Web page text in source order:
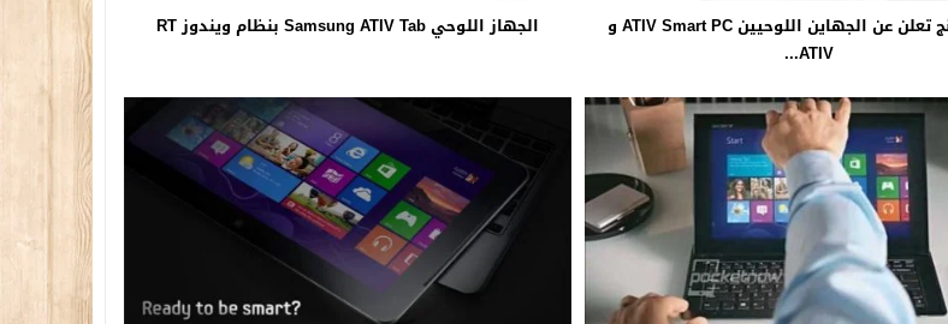
سامسونج تعلن عن الجهاين اللوحيين ATIV Smart PC و
ATIV...
الجهاز اللوحي Samsung ATIV Tab بنظام ويندوز RT